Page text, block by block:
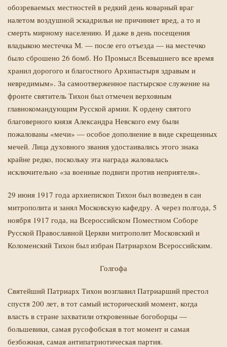
обозреваемых местностей в редкий день коварный враг
налетом воздушной эскадрильи не причиняет вред, а то и
смерть мирному населению. И даже в день посещения
владыкою местечка М. — после его отъезда — на местечко
было сброшено 26 бомб. Но Промысл Всевышнего все время
хранил дорогого и благостного Архипастыря здравым и
невредимым». За самоотверженное пастырское служение на
фронте святитель Тихон был отмечен верховным
главнокомандующим Русской армии. К ордену святого
благоверного князя Александра Невского ему были
пожалованы «мечи» — особое дополнение в виде скрещенных
мечей. Лица духовного звания удостаивались этого знака
крайне редко, поскольку эта награда жаловалась
исключительно «за военные подвиги против неприятеля».
29 июня 1917 года архиепископ Тихон был возведен в сан
митрополита и занял Московскую кафедру. А через полгода, 5
ноября 1917 года, на Всероссийском Поместном Соборе
Русской Православной Церкви митрополит Московский и
Коломенский Тихон был избран Патриархом Всероссийским.
Голгофа
Святейший Патриарх Тихон возглавил Патриарший престол
спустя 200 лет, в тот самый исторический момент, когда
власть в стране захватили откровенные богоборцы —
большевики, самая русофобская в тот момент и самая
безбожная, самая антипатриотическая партия.